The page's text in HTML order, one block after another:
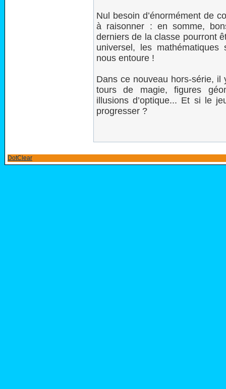
Nul besoin d’énormément de
à raisonner : en somme,
derniers de la classe pourront
universel, les
nous entoure !
Dans ce nouveau hors-série,
tours de magie, figures
illusions d’optique... Et si le
progresser ?
DotClear